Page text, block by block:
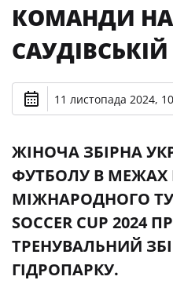
КОМАНДИ НА
САУДІВСЬКІЙ
11 листопада 2024,
ЖІНОЧА ЗБІРНА
ФУТБОЛУ В МЕЖАХ
МІЖНАРОДНОГО
SOCCER CUP 2024
ТРЕНУВАЛЬНИЙ
ГІДРОПАРКУ.